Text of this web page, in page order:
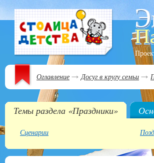
Оглавление Досуг в кругу семьи
Темы раздела «Праздники»
Сценарии